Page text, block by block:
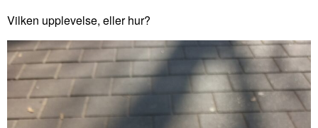
Vilken upplevelse, eller hur?